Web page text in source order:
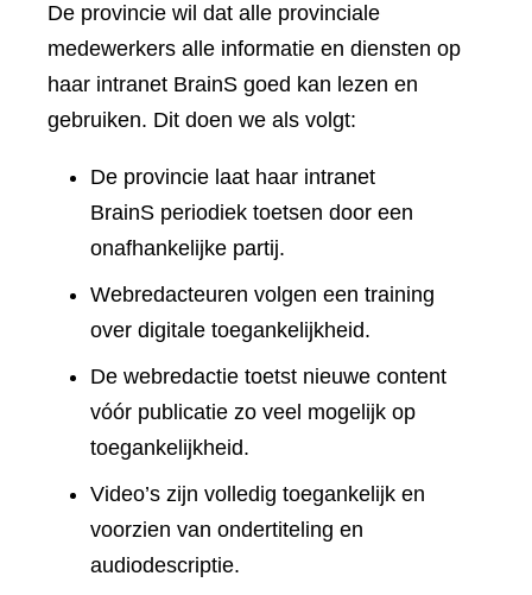
De provincie wil dat alle provinciale
medewerkers alle informatie en diensten op
haar intranet BrainS goed kan lezen en
gebruiken. Dit doen we als volgt:
De provincie laat haar intranet
BrainS periodiek toetsen door een
onafhankelijke partij.
Webredacteuren volgen een training
over digitale toegankelijkheid.
De webredactie toetst nieuwe content
vóór publicatie zo veel mogelijk op
toegankelijkheid.
Video’s zijn volledig toegankelijk en
voorzien van ondertiteling en
audiodescriptie.